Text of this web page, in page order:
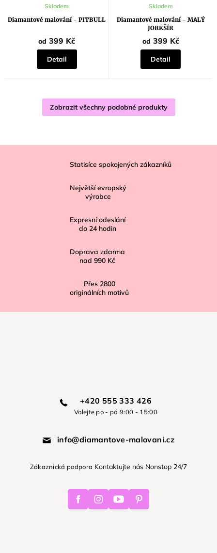
Diamantové malování - PITBULL
Skladem
od 399 Kč
Detail
Diamantové malování - MALÝ
JORKŠÍR
Skladem
od 399 Kč
Detail
Zobrazit všechny podobné produkty
Statisíce spokojených zákazníků
Největší evropský
výrobce
Expresní odeslání
do 24 hodin
Doprava zdarma
nad 990 Kč
Přes 2800
originálních motivů
+420 555 333 426
Volejte po - pá 9:00 - 15:00
info@diamantove-malovani.cz
Zákaznická podpora Kontaktujte nás Nonstop 24/7
FacebookInstagramYoutube Pinterest